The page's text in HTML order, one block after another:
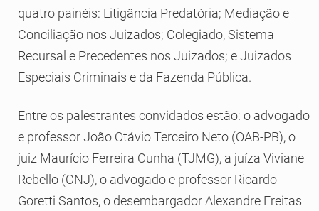
quatro painéis: Litigância Predatória; Mediação e
Conciliação nos Juizados; Colegiado, Sistema
Recursal e Precedentes nos Juizados; e Juizados
Especiais Criminais e da Fazenda Pública.
Entre os palestrantes convidados estão: o advogado
e professor João Otávio Terceiro Neto (OAB-PB), o
juiz Maurício Ferreira Cunha (TJMG), a juíza Viviane
Rebello (CNJ), o advogado e professor Ricardo
Goretti Santos, o desembargador Alexandre Freitas